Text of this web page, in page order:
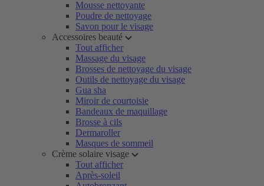
Mousse nettoyante
Poudre de nettoyage
Savon pour le visage
Accessoires beauté
Tout afficher
Massage du visage
Brosses de nettoyage du visage
Outils de nettoyage du visage
Gua sha
Miroir de courtoisie
Bandeaux de maquillage
Brosse à cils
Dermaroller
Masques de sommeil
Crème solaire visage
Tout afficher
Après-soleil